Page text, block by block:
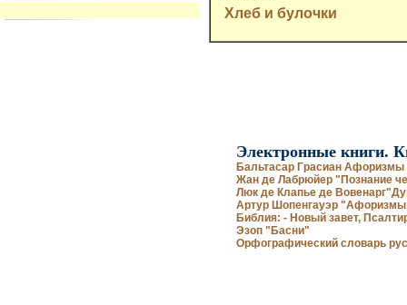
Хлеб и булочки
Электронные книги.
Бальтасар Грасиан
Жан де Лабрюйер "Познание
Люк де Клапье де
Артур Шопенгауэр "Афоризмы
Библия: - Новый завет,
Эзоп "Басни"
Орфографический словарь